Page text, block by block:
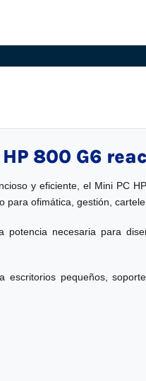
800 G6
y eficiente, el Mini PC
para ofimática, gestión,
potencia necesaria para
escritorios pequeños,